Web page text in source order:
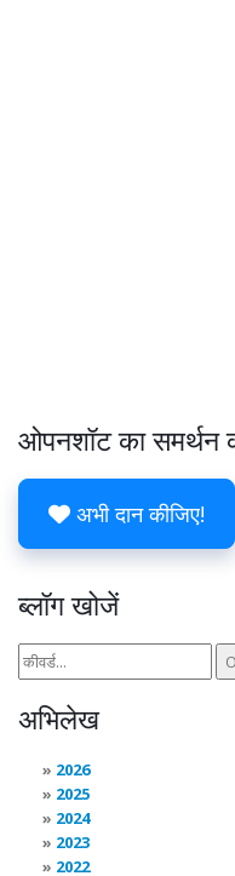
ओपनशॉट का समर्थन
अभी दान कीजिए!
ब्लॉग खोजें
अभिलेख
2026
2025
2024
2023
2022